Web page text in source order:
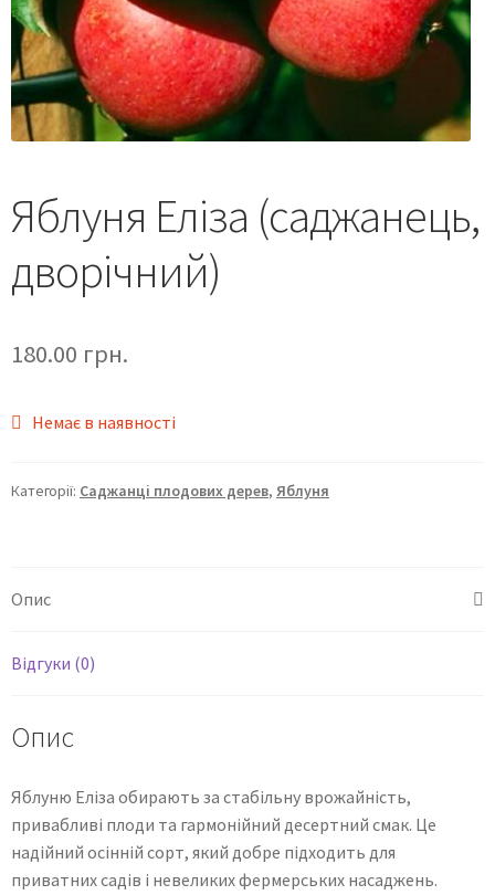
Яблуня Еліза (саджанець,
дворічний)
180.00 грн.
Немає в наявності
Категорії: Саджанці плодових дерев, Яблуня
Опис
Відгуки (0)
Опис
Яблуню Еліза обирають за стабільну врожайність,
привабливі плоди та гармонійний десертний смак. Це
надійний осінній сорт, який добре підходить для
приватних садів і невеликих фермерських насаджень.